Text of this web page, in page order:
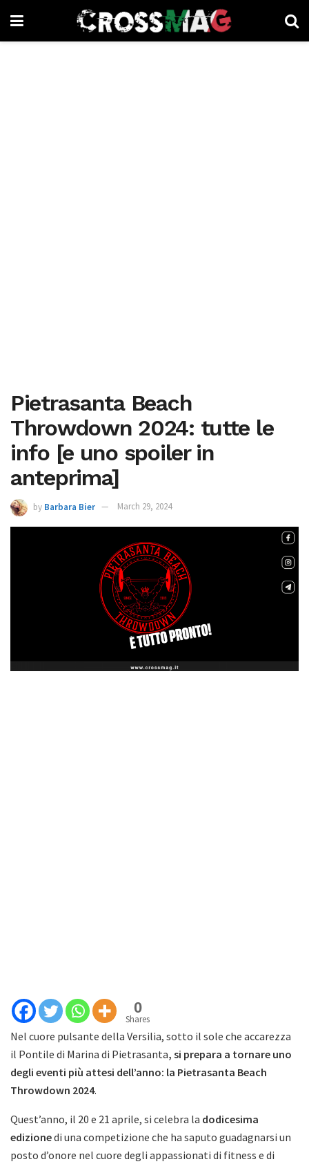
Pietrasanta Beach
Throwdown 2024: tutte le
info [e uno spoiler in
anteprima]
by Barbara Bier March 29, 2024
0
Shares
Nel cuore pulsante della Versilia, sotto il sole che accarezza
il Pontile di Marina di Pietrasanta, si prepara a tornare uno
degli eventi più attesi dell’anno: la Pietrasanta Beach
Throwdown 2024.
Quest’anno, il 20 e 21 aprile, si celebra la dodicesima
edizionedi una competizione che ha saputo guadagnarsi un
posto d’onore nel cuore degli appassionati di fitness e di